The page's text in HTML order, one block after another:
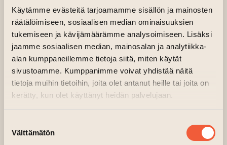
Käytämme evästeitä tarjoamamme sisällön ja mainosten
räätälöimiseen, sosiaalisen median ominaisuuksien
tukemiseen ja kävijämäärämme analysoimiseen. Lisäksi
jaamme sosiaalisen median, mainosalan ja analytiikka-
alan kumppaneillemme tietoja siitä, miten käytät
sivustoamme. Kumppanimme voivat yhdistää näitä
tietoja muihin tietoihin, joita olet antanut heille tai joita on
kerätty, kun olet käyttänyt heidän palvelujaan.
valinta
Välttämätön